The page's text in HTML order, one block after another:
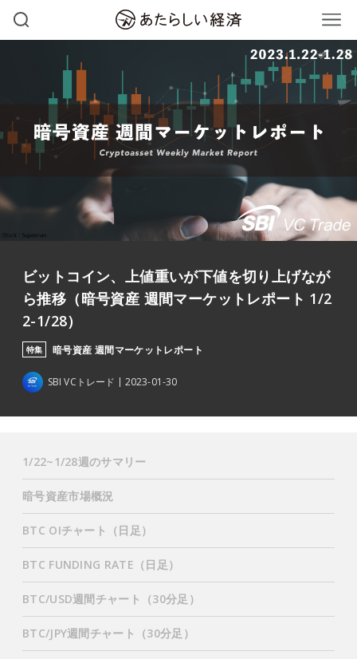
ビットコイン、上値重いが下値を切り上げなが
ら推移（暗号資産 週間マーケットレポート 1/2
2-1/28）
特集 暗号資産 週間マーケットレポート
SBI VCトレード 2023-01-30
1/22~1/28週のサマリー
暗号資産市場概況
BTC OIチャート（日足）
BTC FUNDING RATE（日足）
BTC/USD週間チャート（30分足）
BTC/JPY週間チャート（30分足）